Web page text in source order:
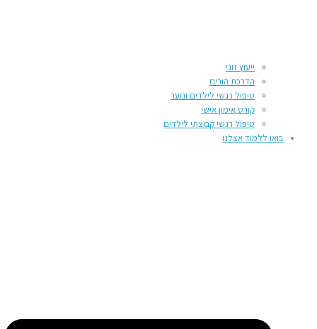
ייעוץ זוגי
הדרכת הורים
טיפול רגשי לילדים ונוער
קורס אימון אישי
טיפול רגשי קבוצתי לילדים
בואו ללמוד אצלנו